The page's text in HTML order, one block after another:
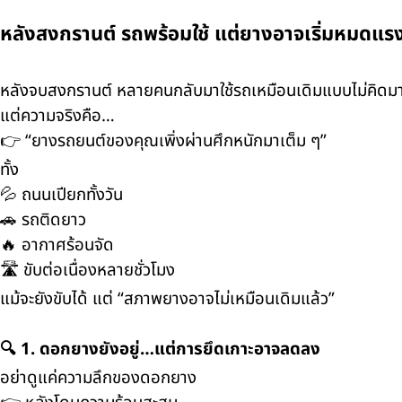
หลังสงกรานต์ รถพร้อมใช้ แต่ยางอาจเริ่มหมดแร
หลังจบสงกรานต์ หลายคนกลับมาใช้รถเหมือนเดิมแบบไม่คิดม
แต่ความจริงคือ…
👉 “ยางรถยนต์ของคุณเพิ่งผ่านศึกหนักมาเต็ม ๆ”
ทั้ง
💦 ถนนเปียกทั้งวัน
🚗 รถติดยาว
🔥 อากาศร้อนจัด
🛣️ ขับต่อเนื่องหลายชั่วโมง
แม้จะยังขับได้ แต่ “สภาพยางอาจไม่เหมือนเดิมแล้ว”
🔍 1. ดอกยางยังอยู่…แต่การยึดเกาะอาจลดลง
อย่าดูแค่ความลึกของดอกยาง